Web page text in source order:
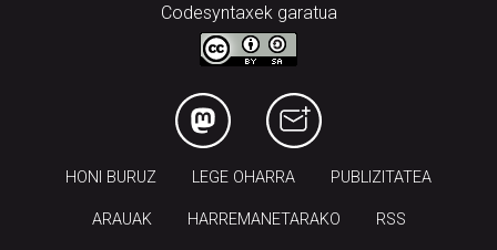
Codesyntaxek garatua
HONI BURUZ LEGE OHARRA PUBLIZITATEA
ARAUAK HARREMANETARAKO RSS